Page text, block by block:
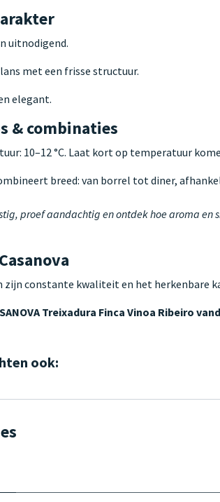
uitnodigend.
met een frisse structuur.
elegant.
& combinaties
10–12 °C. Laat kort op temperatuur
breed: van borrel tot diner,
proef aandachtig en ontdek hoe aroma en
zijn constante kwaliteit en het herkenbare
Treixadura Finca Vinoa Ribeiro
ook: